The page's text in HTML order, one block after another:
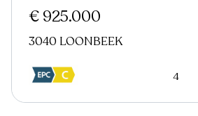
€ 925.000
3040 LOONBEEK
4